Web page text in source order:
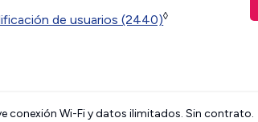
de usuarios (2440)◊
conexión Wi-Fi y datos ilimitados. Sin contrato.